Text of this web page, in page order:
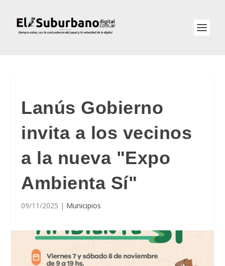
Lanús Gobierno
invita a los vecinos
a la nueva "Expo
Ambienta Sí"
09/11/2025 | Municipios